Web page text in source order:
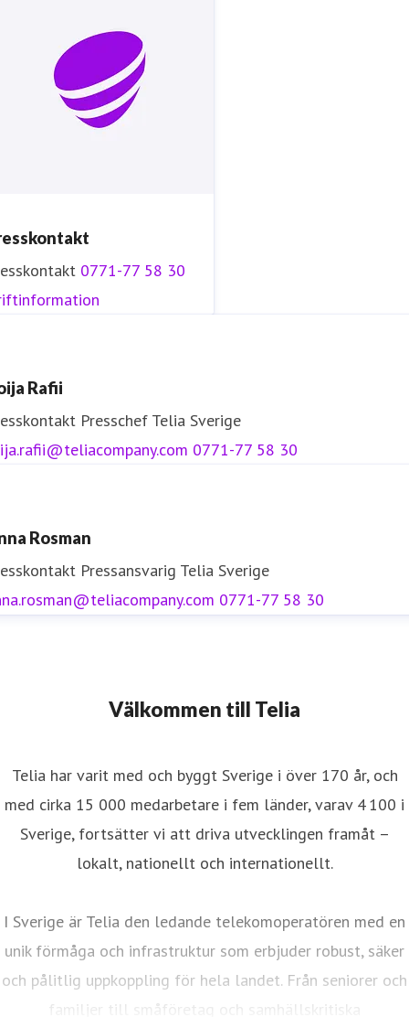
0771-77 58 30
Rafii
Presschef Telia Sverige
0771-77 58 30
Rosman
Pressansvarig Telia Sverige
0771-77 58 30
Välkommen till Telia
Telia har varit med och byggt Sverige i över 170 år, och
med cirka 15 000 medarbetare i fem länder, varav 4 100 i
Sverige, fortsätter vi att driva utvecklingen framåt –
lokalt, nationellt och internationellt.
I Sverige är Telia den ledande telekomoperatören med en
unik förmåga och infrastruktur som erbjuder robust, säker
och pålitlig uppkoppling för hela landet. Från seniorer och
familjer till småföretag och samhällskritiska